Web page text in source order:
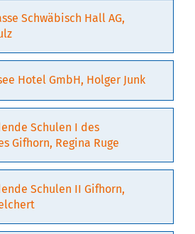
Schwäbisch Hall AG,
Hotel GmbH, Holger Junk
Schulen I des
Gifhorn, Regina Ruge
Schulen II Gifhorn,